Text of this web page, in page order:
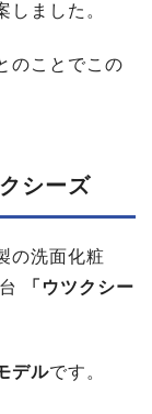
しました。
のことでこの
シーズ
の洗面化粧
「ウツクシー
デルです。